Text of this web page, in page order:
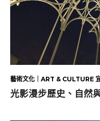
藝術文化｜ART & CULTURE
光影漫步歷史、自然